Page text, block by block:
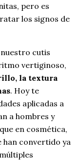
pero es
los signos de
nuestro cutis
vertiginoso,
la textura
. Hoy te
aplicadas a
a hombres y
en cosmética,
convertido ya